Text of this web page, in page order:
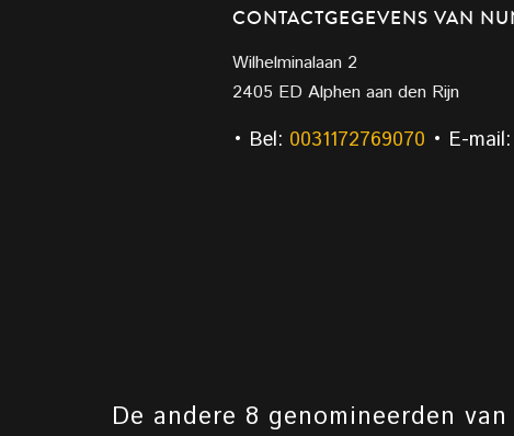
CONTACTGEGEVENS VAN
Wilhelminalaan 2
2405 ED Alphen aan den Rijn
• Bel: 0031172769070 • E-mail:
De andere 8 genomineerden van